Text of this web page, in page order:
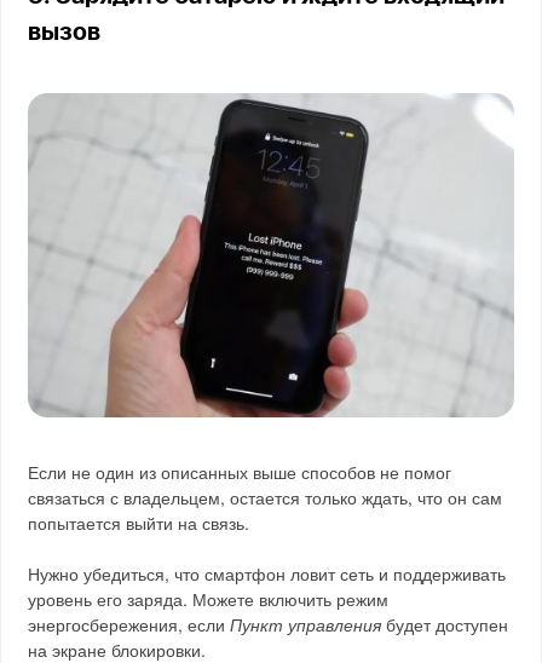
вызов
Если не один из описанных выше способов не помог
связаться с владельцем, остается только ждать, что он сам
попытается выйти на связь.
Нужно убедиться, что смартфон ловит сеть и поддерживать
уровень его заряда. Можете включить режим
энергосбережения, еслиПункт управления будет доступен
на экране блокировки.